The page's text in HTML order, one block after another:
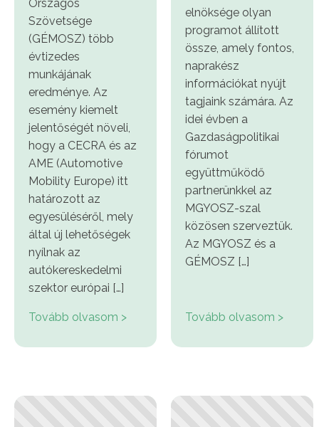
Országos
Szövetsége
(GÉMOSZ) több
évtizedes
munkájának
eredménye. Az
esemény kiemelt
jelentőségét növeli,
hogy a CECRA és az
AME (Automotive
Mobility Europe) itt
határozott az
egyesüléséről, mely
által új lehetőségek
nyílnak az
autókereskedelmi
szektor európai […]
Tovább olvasom >
elnöksége olyan
programot állított
össze, amely fontos,
naprakész
információkat nyújt
tagjaink számára. Az
idei évben a
Gazdaságpolitikai
fórumot
együttműködő
partnerünkkel az
MGYOSZ-szal
közösen szerveztük.
Az MGYOSZ és a
GÉMOSZ […]
Tovább olvasom >